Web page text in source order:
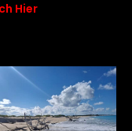
Hier